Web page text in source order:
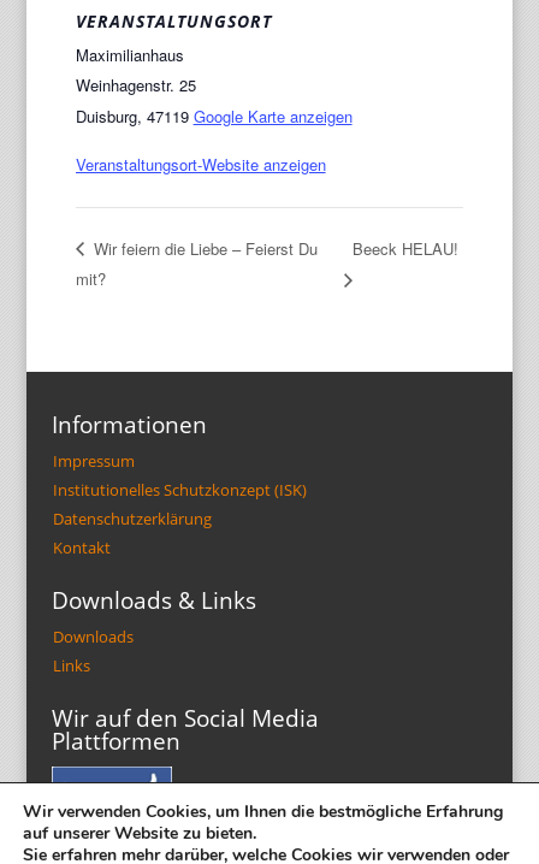
VERANSTALTUNGSORT
Maximilianhaus
Weinhagenstr. 25
Duisburg, 47119 Google Karte anzeigen
Veranstaltungsort-Website anzeigen
Wir feiern die Liebe – Feierst Du
mit?
Beeck HELAU!
Informationen
Impressum
Institutionelles Schutzkonzept (ISK)
Datenschutzerklärung
Kontakt
Downloads & Links
Downloads
Links
Wir auf den Social Media
Plattformen
Wir verwenden Cookies, um Ihnen die bestmögliche Erfahrung
auf unserer Website zu bieten.
Sie erfahren mehr darüber, welche Cookies wir verwenden oder